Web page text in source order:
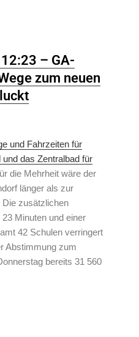
– GA-
zum neuen
und Fahrzeiten für
das Zentralbad für
die Mehrheit wäre der
länger als zur
zusätzlichen
Minuten und einer
42 Schulen verringert
Abstimmung zum
bereits 31 560